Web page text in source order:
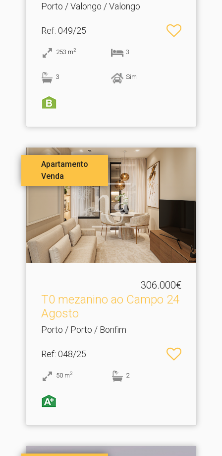
Porto / Valongo / Valongo
Ref: 049/25
253 m2 3
3 Sim
Apartamento
Venda
306.000€
T0 mezanino ao Campo 24
Agosto
Porto / Porto / Bonfim
Ref: 048/25
50 m2 2